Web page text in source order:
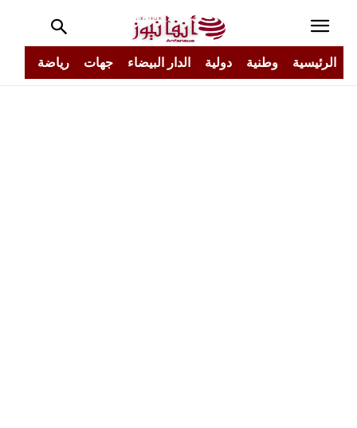
الرئيسية وطنية دولية الدار البيضاء جهات رياضة